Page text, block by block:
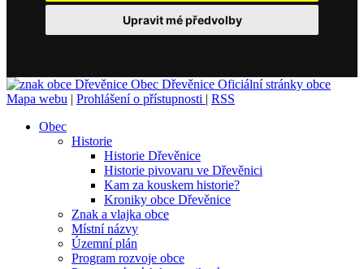
Upravit mé předvolby
Obec Dřevěnice Oficiální stránky obce
Mapa webu | Prohlášení o přístupnosti | RSS
Obec
Historie
Historie Dřevěnice
Historie pivovaru ve Dřevěnici
Kam za kouskem historie?
Kroniky obce Dřevěnice
Znak a vlajka obce
Místní názvy
Územní plán
Program rozvoje obce